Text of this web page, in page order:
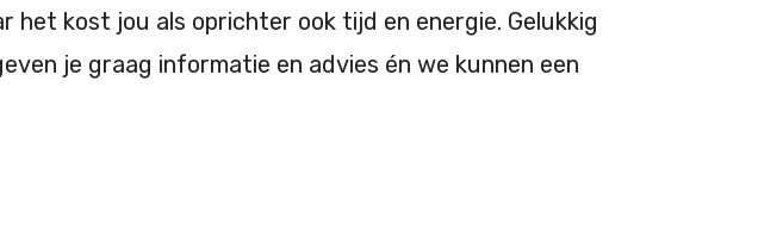
het kost jou als oprichter ook tijd en energie. Gelukkig
je graag informatie en advies én we kunnen een